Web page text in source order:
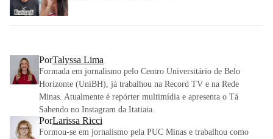
PorTalyssa Lima
Formada em jornalismo pelo Centro Universitário de Belo
Horizonte (UniBH), já trabalhou na Record TV e na Rede
Minas. Atualmente é repórter multimídia e apresenta o Tá
Sabendo no Instagram da Itatiaia.
PorLarissa Ricci
Formou-se em jornalismo pela PUC Minas e trabalhou como